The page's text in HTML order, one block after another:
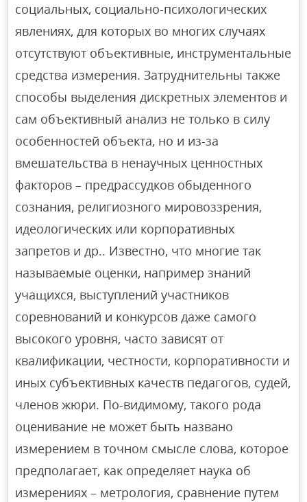
социальных, социально-психологических
явлениях, для которых во многих случаях
отсутствуют объективные, инструментальные
средства измерения. Затруднительны также
способы выделения дискретных элементов и
сам объективный анализ не только в силу
особенностей объекта, но и из-за
вмешательства в ненаучных ценностных
факторов – предрассудков обыденного
сознания, религиозного мировоззрения,
идеологических или корпоративных
запретов и др.. Известно, что многие так
называемые оценки, например знаний
учащихся, выступлений участников
соревнований и конкурсов даже самого
высокого уровня, часто зависят от
квалификации, честности, корпоративности и
иных субъективных качеств педагогов, судей,
членов жюри. По-видимому, такого рода
оценивание не может быть названо
измерением в точном смысле слова, которое
предполагает, как определяет наука об
измерениях – метрология, сравнение путем